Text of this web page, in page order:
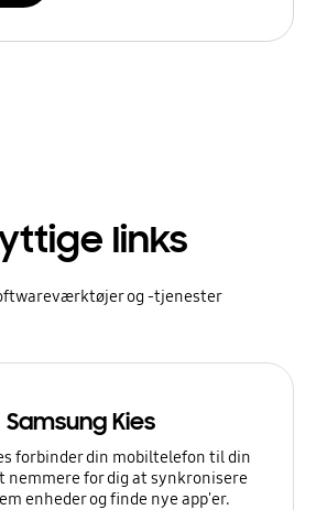
links
og -tjenester
Samsung Kies
forbinder din mobiltelefon til din
nemmere for dig at synkronisere
enheder og finde nye app'er.